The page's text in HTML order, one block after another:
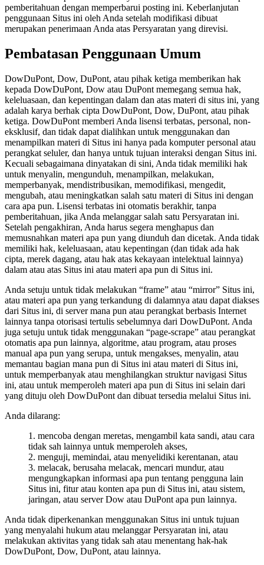
pemberitahuan dengan memperbarui posting ini. Keberlanjutan
penggunaan Situs ini oleh Anda setelah modifikasi dibuat
merupakan penerimaan Anda atas Persyaratan yang direvisi.
Pembatasan Penggunaan Umum
DowDuPont, Dow, DuPont, atau pihak ketiga memberikan hak
kepada DowDuPont, Dow atau DuPont memegang semua hak,
keleluasaan, dan kepentingan dalam dan atas materi di situs ini, yang
adalah karya berhak cipta DowDuPont, Dow, DuPont, atau pihak
ketiga. DowDuPont memberi Anda lisensi terbatas, personal, non-
eksklusif, dan tidak dapat dialihkan untuk menggunakan dan
menampilkan materi di Situs ini hanya pada komputer personal atau
perangkat seluler, dan hanya untuk tujuan interaksi dengan Situs ini.
Kecuali sebagaimana dinyatakan di sini, Anda tidak memiliki hak
untuk menyalin, mengunduh, menampilkan, melakukan,
memperbanyak, mendistribusikan, memodifikasi, mengedit,
mengubah, atau meningkatkan salah satu materi di Situs ini dengan
cara apa pun. Lisensi terbatas ini otomatis berakhir, tanpa
pemberitahuan, jika Anda melanggar salah satu Persyaratan ini.
Setelah pengakhiran, Anda harus segera menghapus dan
memusnahkan materi apa pun yang diunduh dan dicetak. Anda tidak
memiliki hak, keleluasaan, atau kepentingan (dan tidak ada hak
cipta, merek dagang, atau hak atas kekayaan intelektual lainnya)
dalam atau atas Situs ini atau materi apa pun di Situs ini.
Anda setuju untuk tidak melakukan “frame” atau “mirror” Situs ini,
atau materi apa pun yang terkandung di dalamnya atau dapat diakses
dari Situs ini, di server mana pun atau perangkat berbasis Internet
lainnya tanpa otorisasi tertulis sebelumnya dari DowDuPont. Anda
juga setuju untuk tidak menggunakan “page-scrape” atau perangkat
otomatis apa pun lainnya, algoritme, atau program, atau proses
manual apa pun yang serupa, untuk mengakses, menyalin, atau
memantau bagian mana pun di Situs ini atau materi di Situs ini,
untuk memperbanyak atau menghilangkan struktur navigasi Situs
ini, atau untuk memperoleh materi apa pun di Situs ini selain dari
yang dituju oleh DowDuPont dan dibuat tersedia melalui Situs ini.
Anda dilarang:
mencoba dengan meretas, mengambil kata sandi, atau cara
tidak sah lainnya untuk memperoleh akses,
menguji, memindai, atau menyelidiki kerentanan, atau
melacak, berusaha melacak, mencari mundur, atau
mengungkapkan informasi apa pun tentang pengguna lain
Situs ini, fitur atau konten apa pun di Situs ini, atau sistem,
jaringan, atau server Dow atau DuPont apa pun lainnya.
Anda tidak diperkenankan menggunakan Situs ini untuk tujuan
yang menyalahi hukum atau melanggar Persyaratan ini, atau
melakukan aktivitas yang tidak sah atau menentang hak-hak
DowDuPont, Dow, DuPont, atau lainnya.